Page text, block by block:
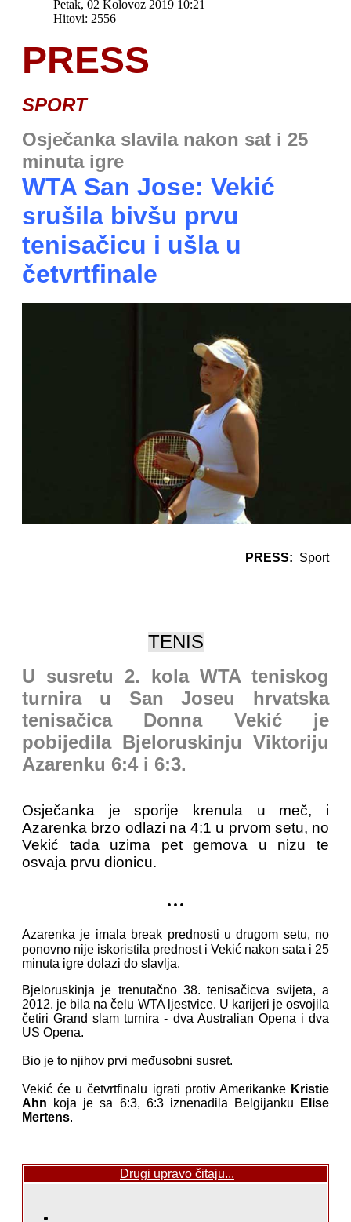
Petak, 02 Kolovoz 2019 10:21
Hitovi: 2556
PRESS
SPORT
Osječanka slavila nakon sat i 25
minuta igre
WTA San Jose: Vekić
srušila bivšu prvu
tenisačicu i ušla u
četvrtfinale
PRESS: Sport
TENIS
U susretu 2. kola WTA teniskog
turnira u San Joseu hrvatska
tenisačica Donna Vekić je
pobijedila Bjeloruskinju Viktoriju
Azarenku 6:4 i 6:3.
Osječanka je sporije krenula u meč, i
Azarenka brzo odlazi na 4:1 u prvom setu, no
Vekić tada uzima pet gemova u nizu te
osvaja prvu dionicu.
...
Azarenka je imala break prednosti u drugom setu, no
ponovno nije iskoristila prednost i Vekić nakon sata i 25
minuta igre dolazi do slavlja.
Bjeloruskinja je trenutačno 38. tenisačicva svijeta, a
2012. je bila na čelu WTA ljestvice. U karijeri je osvojila
četiri Grand slam turnira - dva Australian Opena i dva
US Opena.
Bio je to njihov prvi međusobni susret.
Vekić će u četvrtfinalu igrati protiv Amerikanke Kristie
Ahn
koja je sa 6:3, 6:3 iznenadila Belgijanku
Elise
Mertens.
Drugi upravo čitaju...